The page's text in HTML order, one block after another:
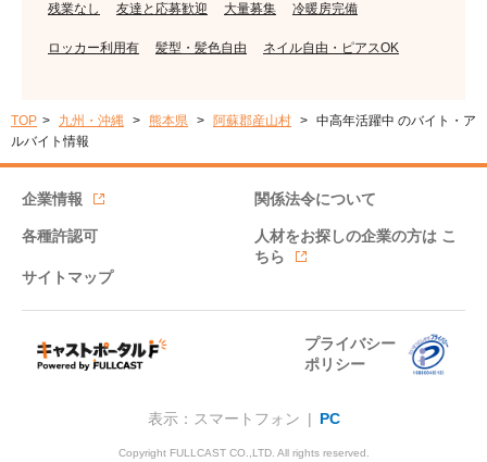
残業なし 友達と応募歓迎 大量募集 冷暖房完備
ロッカー利用有 髪型・髪色自由 ネイル自由・ピアスOK
TOP 九州・沖縄 熊本県 阿蘇郡産山村
中高年活躍中 のバイト・ア
ルバイト情報
企業情報 関係法令について
各種許認可 人材をお探しの企業の方は こ
ちら
サイトマップ
プライバシー
ポリシー
表示：スマートフォン | PC
Copyright FULLCAST CO.,LTD. All rights reserved.